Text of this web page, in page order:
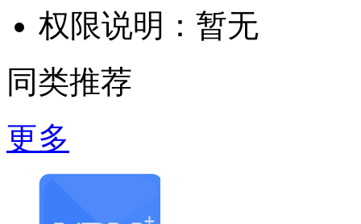
权限说明： 暂无
同类推荐
更多